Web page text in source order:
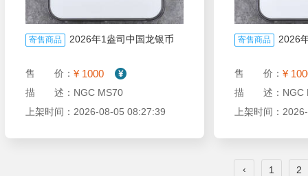
寄售商品 2026年1盎司中国龙银币
售 价： ¥ 1000
描 述：NGC MS70
上架时间：2026-08-05 08:27:39
寄售商品 2026
售 价： ¥
描 述：NGC
上架时间：
‹ 1 2